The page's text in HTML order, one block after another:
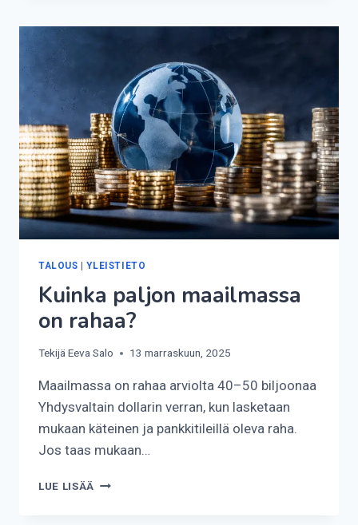
TALOUS |YLEISTIETO
Kuinka paljon maailmassa
on rahaa?
Tekijä Eeva Salo 13 marraskuun, 2025
Maailmassa on rahaa arviolta 40–50 biljoonaa
Yhdysvaltain dollarin verran, kun lasketaan
mukaan käteinen ja pankkitileillä oleva raha.
Jos taas mukaan…
LUE LISÄÄ KUINKA